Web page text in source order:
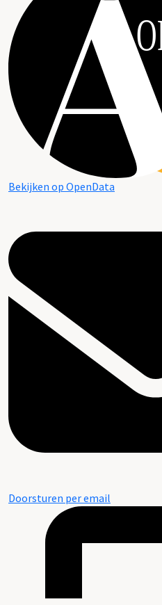
Bekijken op OpenData
Doorsturen per email